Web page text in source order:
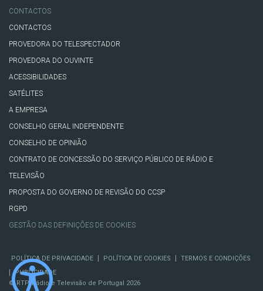
CONTACTOS
CONTACTOS
PROVEDORA DO TELESPECTADOR
PROVEDORA DO OUVINTE
ACESSIBILIDADES
SATÉLITES
A EMPRESA
CONSELHO GERAL INDEPENDENTE
CONSELHO DE OPINIÃO
CONTRATO DE CONCESSÃO DO SERVIÇO PÚBLICO DE RÁDIO E
TELEVISÃO
PROPOSTA DO GOVERNO DE REVISÃO DO CCSP
RGPD
GESTÃO DAS DEFINIÇÕES DE COOKIES
POLÍTICA DE PRIVACIDADE POLÍTICA DE COOKIES TERMOS E CONDIÇÕES
PUBLICIDADE
© RTP, Rádio e Televisão de Portugal 2026